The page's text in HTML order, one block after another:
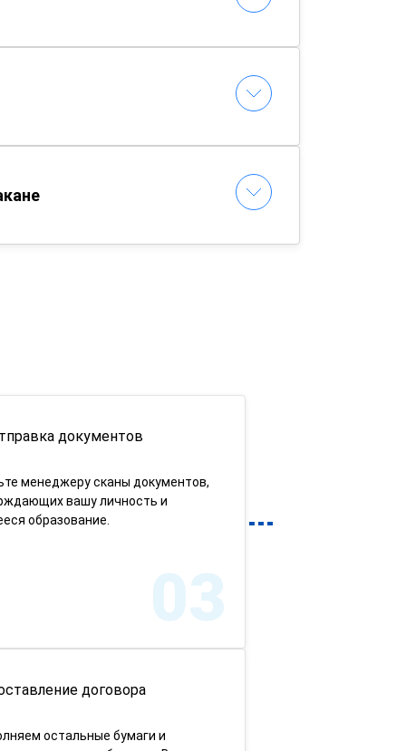
документов
менеджеру сканы документов,
вашу личность и
образование.
03
договора
остальные бумаги и